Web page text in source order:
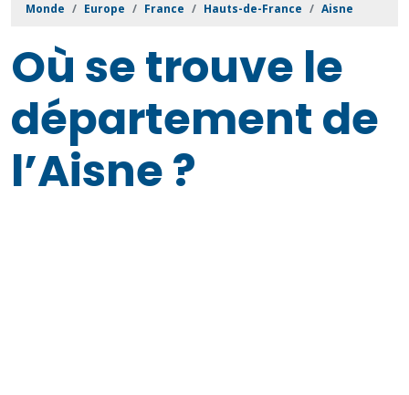
Monde Europe France Hauts-de-France Aisne
Où se trouve le
département de
l’Aisne ?